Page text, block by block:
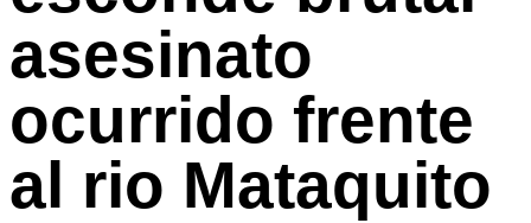
asesinato
ocurrido frente
al rio Mataquito